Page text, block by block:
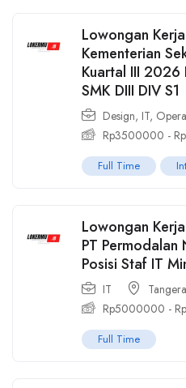
Lowongan
Kementerian
Kuartal III 2026
SMK DIII DIV S1
Design, IT,
Rp3500000 - Rp
Full Time
Lowongan
PT Permodalan
Posisi Staf IT
IT
Rp5000000 - Rp
Full Time